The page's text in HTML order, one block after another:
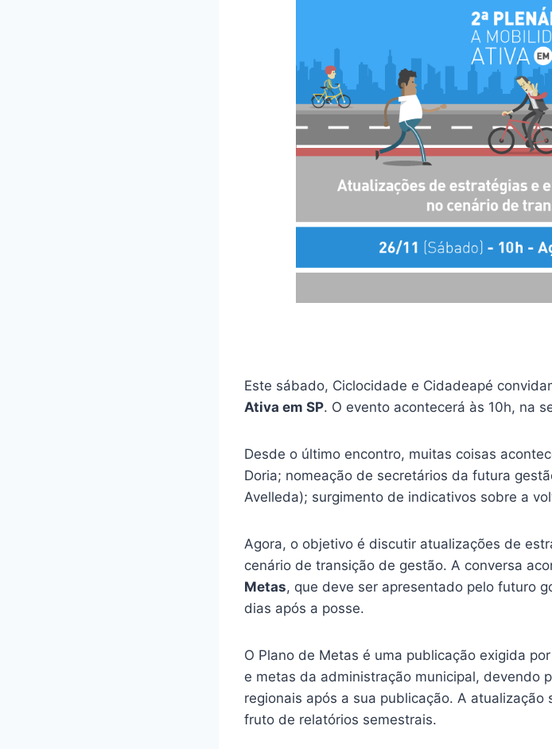
Este sábado, Ciclocidade e Cidadeapé
Ativa em SP. O evento acontecerá às 10h, na
Desde o último encontro, muitas coisas
Doria; nomeação de secretários da futura
Avelleda); surgimento de indicativos sobre a
Agora, o objetivo é discutir atualizações de
cenário de transição de gestão. A conversa
Metas, que deve ser apresentado pelo futuro
dias após a posse.
O Plano de Metas é uma publicação exigida
e metas da administração municipal, devendo
regionais após a sua publicação. A
fruto de relatórios semestrais.